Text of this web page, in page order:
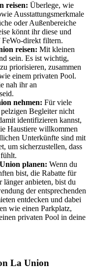
reisen: Überlege, wie
Ausstattungsmerkmale
oder Außenbereiche
könnt ihr diese und
direkt filtern.
reisen: Mit kleinen
sein. Es ist wichtig,
priorisieren, zusammen
einem privaten Pool.
nah ihr an
nehmen: Für viele
Begleiter nicht
identifizieren kannst,
Haustiere willkommen
Unterkünfte sind mit
um sicherzustellen, dass
planen: Wenn du
bist, die Rabatte für
anbieten, bist du
der entsprechenden
entdecken und dabei
wie einen Parkplatz,
privaten Pool in deine
La Union